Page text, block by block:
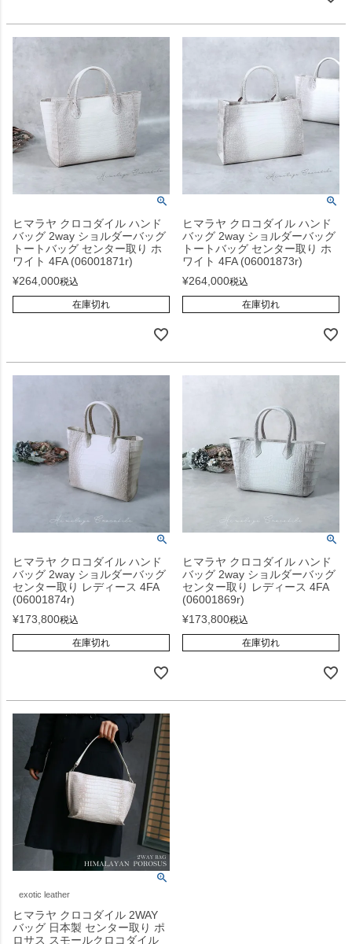
ヒマラヤ クロコダイル ハンド
バッグ 2way ショルダーバッグ
トートバッグ センター取り ホ
ワイト 4FA (06001871r)
¥264,000税込
在庫切れ
ヒマラヤ クロコダイル ハンド
バッグ 2way ショルダーバッグ
トートバッグ センター取り ホ
ワイト 4FA (06001873r)
¥264,000税込
在庫切れ
ヒマラヤ クロコダイル ハンド
バッグ 2way ショルダーバッグ
センター取り レディース 4FA
(06001874r)
¥173,800税込
在庫切れ
ヒマラヤ クロコダイル ハンド
バッグ 2way ショルダーバッグ
センター取り レディース 4FA
(06001869r)
¥173,800税込
在庫切れ
exotic leather
ヒマラヤ クロコダイル 2WAY
バッグ 日本製 センター取り ポ
ロサス スモールクロコダイル